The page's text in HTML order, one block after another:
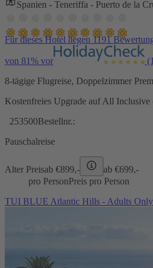
Spanien - Teneriffa - Puerto de la
Für dieses Hotel liegen 1191
von 81% vor
8-tägige Flugreise, Doppelzimmer
Kostenfreies Upgrade auf All
253500Bestellnr.:
Pauschalreise
Alter Preisab €899,- ab €699,-
pro PersonPreis pro Person
TUI BLUE Atlantic Hills - Adults